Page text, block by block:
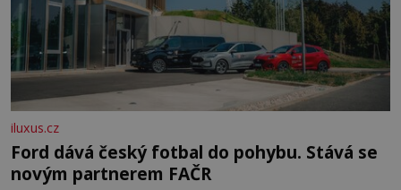
iluxus.cz
Ford dává český fotbal do pohybu. Stává se
novým partnerem FAČR